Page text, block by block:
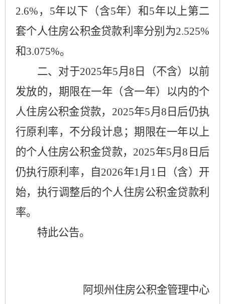
2.6% ， 5年以下（含5年）和 5年以上第二
套个人住房公积金贷款利率分别为2.525%
和3.075%。
二、 对于2025年5月8 日（不含）以前
发放的，期限在一年（含一年）以内的个
人住房公积金贷款， 2025年5月 8 日后仍执
行原利率，不分段计息；期限在一年以上
的个人住房公积金贷款， 2025年5月8 日后
仍执行原利率，自2026年1月 1 日（含）开
始，执行调整后的个人住房公积金贷款利
率。
特此公告。
阿坝州住房公积金管理中心